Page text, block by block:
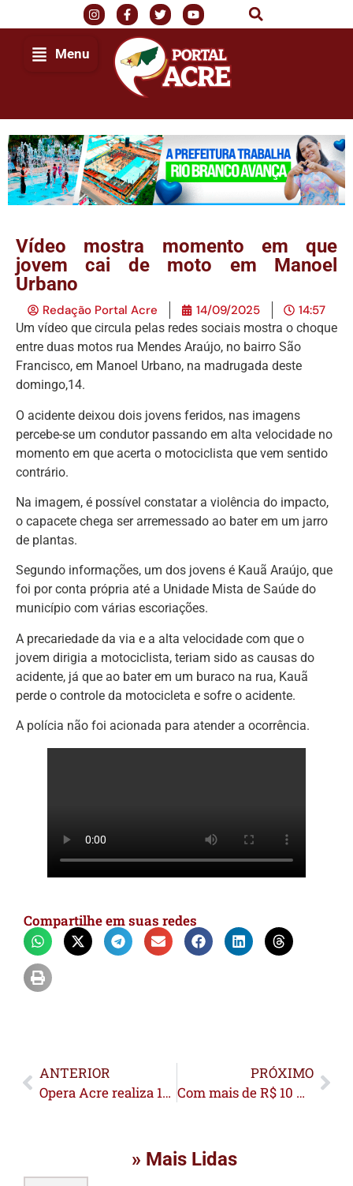
Menu
Vídeo mostra momento em que
jovem cai de moto em Manoel
Urbano
Redação Portal Acre 14/09/2025 14:57
Um vídeo que circula pelas redes sociais mostra o choque
entre duas motos rua Mendes Araújo, no bairro São
Francisco, em Manoel Urbano, na madrugada deste
domingo,14.
O acidente deixou dois jovens feridos, nas imagens
percebe-se um condutor passando em alta velocidade no
momento em que acerta o motociclista que vem sentido
contrário.
Na imagem, é possível constatar a violência do impacto,
o capacete chega ser arremessado ao bater em um jarro
de plantas.
Segundo informações, um dos jovens é Kauã Araújo, que
foi por conta própria até a Unidade Mista de Saúde do
município com várias escoriações.
A precariedade da via e a alta velocidade com que o
jovem dirigia a motociclista, teriam sido as causas do
acidente, já que ao bater em um buraco na rua, Kauã
perde o controle da motocicleta e sofre o acidente.
A polícia não foi acionada para atender a ocorrência.
Compartilhe em suas redes
ANTERIOR
Opera Acre realiza 135 cirurgias e leva atendimento especializado a seis municípios neste final de semana
PRÓXIMO
Com mais de R$ 10 mil em prêmios, Bujari realiza final de campeonato
» Mais Lidas